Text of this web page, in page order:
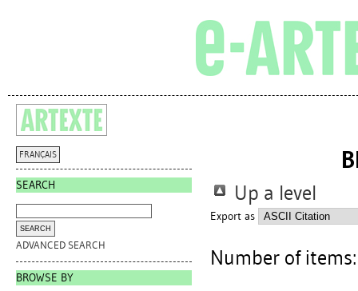
FRANÇAIS
SEARCH
ADVANCED SEARCH
BROWSE BY
Up a level
Export as
Number of